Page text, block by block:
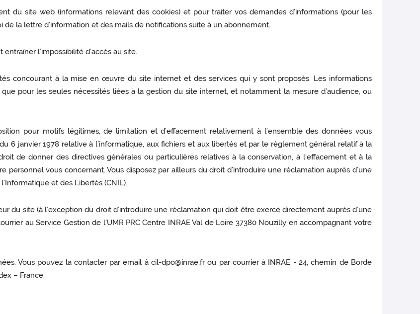
du site web (informations relevant des cookies) et pour traiter vos demandes d’informations (pour les
la lettre d’information et des mails de notifications suite à un abonnement.
l’impossibilité d’accès au site.
concourant à la mise en œuvre du site internet et des services qui y sont proposés. Les informations
pour les seules nécessités liées à la gestion du site internet, et notamment la mesure d’audience, ou
pour motifs légitimes, de limitation et d’effacement relativement à l’ensemble des données vous
6 janvier 1978 relative à l’informatique, aux fichiers et aux libertés et par le règlement général relatif à la
de donner des directives générales ou particulières relatives à la conservation, à l'effacement et à la
vous concernant. Vous disposez par ailleurs du droit d’introduire une réclamation auprès d’une
et des Libertés (CNIL).
du site (à l’exception du droit d’introduire une réclamation qui doit être exercé directement auprès d’une
au Service Gestion de l'UMR PRC Centre INRAE Val de Loire 37380 Nouzilly en accompagnant votre
Vous pouvez la contacter par email à cil-dpo@inrae.fr ou par courrier à INRAE - 24, chemin de Borde
– France.